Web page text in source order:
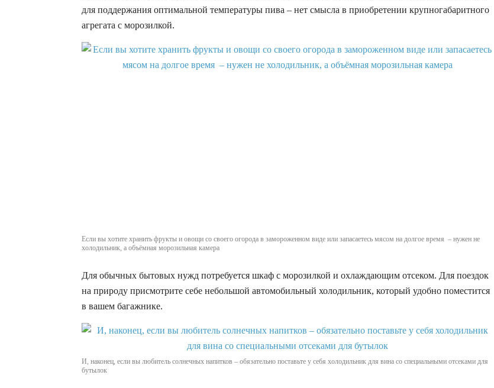
для поддержания оптимальной температуры пива – нет смысла в приобретении крупногабаритного
агрегата с морозилкой.
Если вы хотите хранить фрукты и овощи со своего огорода в замороженном виде или запасаетесь мясом на долгое время – нужен не
холодильник, а объёмная морозильная камера
Для обычных бытовых нужд потребуется шкаф с морозилкой и охлаждающим отсеком. Для поездок
на природу присмотрите себе небольшой автомобильный холодильник, который удобно поместится
в вашем багажнике.
И, наконец, если вы любитель солнечных напитков – обязательно поставьте у себя холодильник для вина со специальными отсеками для
бутылок